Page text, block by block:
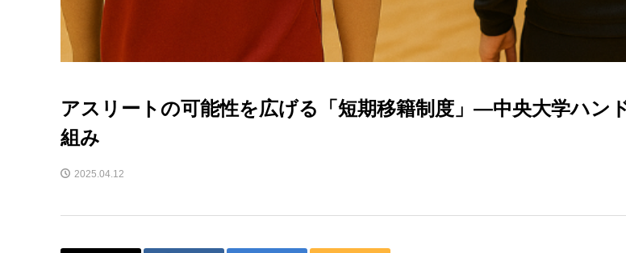
アスリートの可能性を広げる「短期移籍制度」—中央大学ハン
組み
2025.04.12